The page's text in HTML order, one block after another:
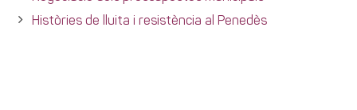
Històries de lluita i resistència al Penedès